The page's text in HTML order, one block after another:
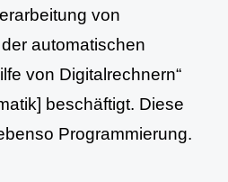
von
automatischen
von Digitalrechnern“
beschäftigt. Diese
Programmierung.